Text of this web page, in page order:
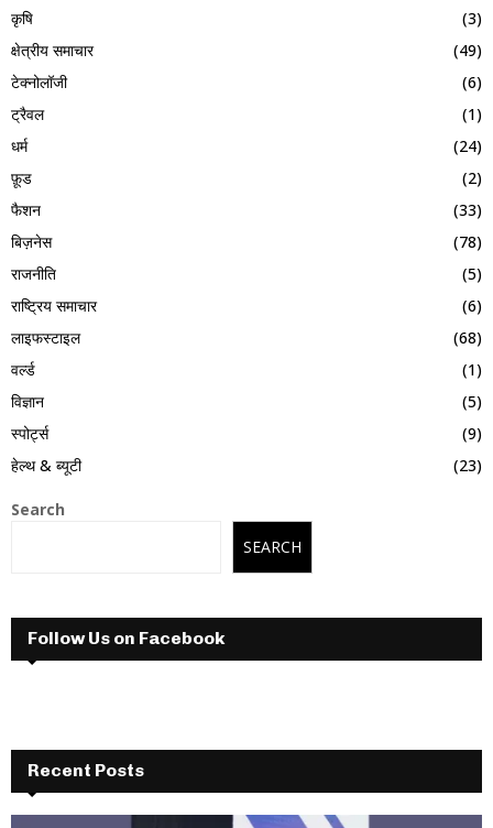
कृषि
(3)
क्षेत्रीय समाचार
(49)
टेक्नोलॉजी
(6)
ट्रैवल
(1)
धर्म
(24)
फ़ूड
(2)
फैशन
(33)
बिज़नेस
(78)
राजनीति
(5)
राष्ट्रिय समाचार
(6)
लाइफस्टाइल
(68)
वर्ल्ड
(1)
विज्ञान
(5)
स्पोर्ट्स
(9)
हेल्थ & ब्यूटी
(23)
Search
SEARCH
Follow Us on Facebook
Recent Posts